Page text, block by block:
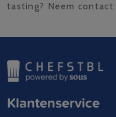
tasting? Neem
Klantenservice